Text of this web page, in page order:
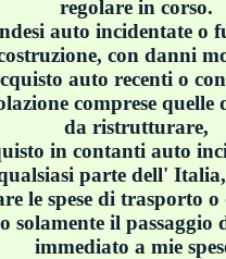
regolare in corso.
auto incidentate o
con danni
auto recenti o
comprese quelle
da ristrutturare,
in contanti auto
parte dell'
le spese di trasporto
solamente il
immediato a mie